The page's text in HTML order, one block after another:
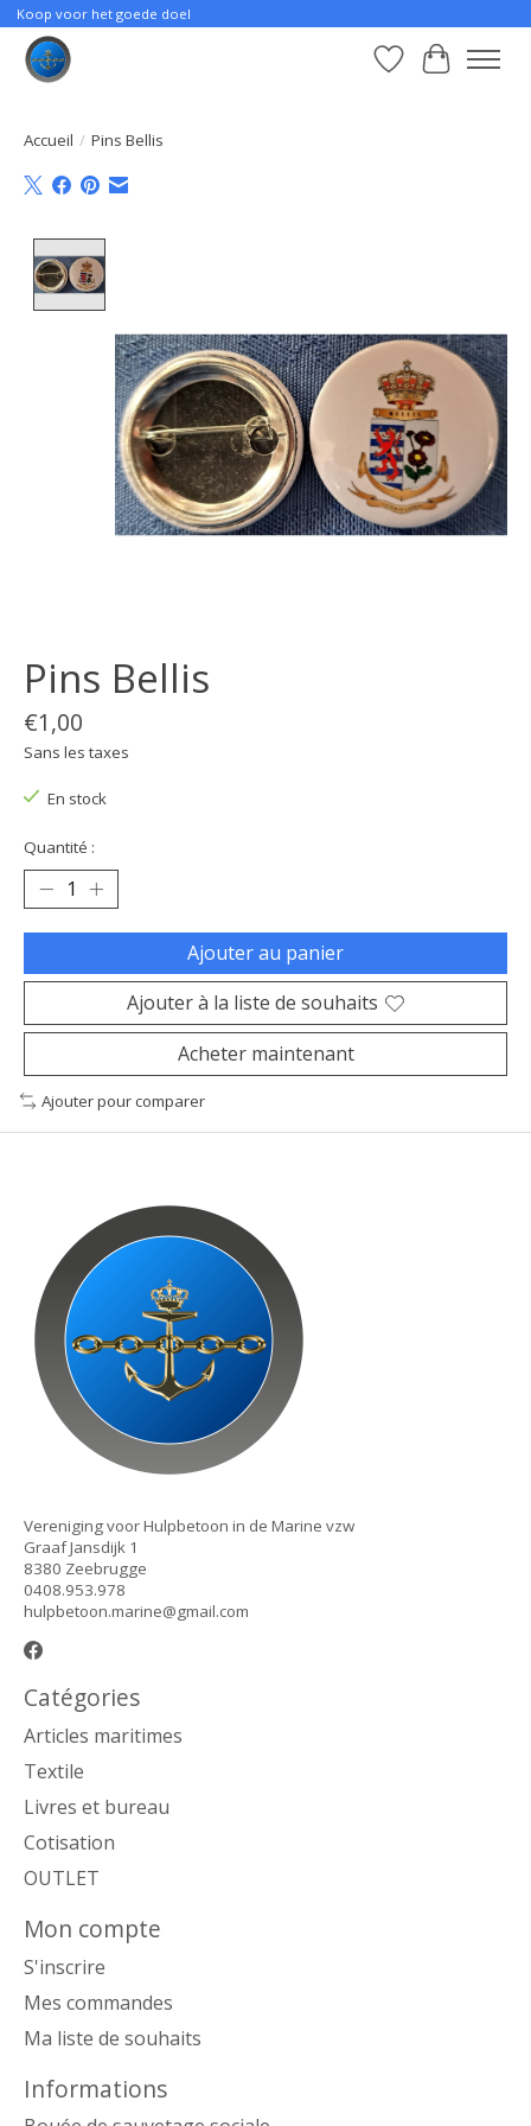
Koop voor het goede doel
Liste dePanier
Accueil / Pins Bellis
Pins Bellis
€1,00
Sans les taxes
En stock
Quantité :
Ajouter au panier
Ajouter à la liste de souhaits
Acheter maintenant
Ajouter pour comparer
Vereniging voor Hulpbetoon in de Marine vzw
Graaf Jansdijk 1
8380 Zeebrugge
0408.953.978
hulpbetoon.marine@gmail.com
Catégories
Articles maritimes
Textile
Livres et bureau
Cotisation
OUTLET
Mon compte
S'inscrire
Mes commandes
Ma liste de souhaits
Informations